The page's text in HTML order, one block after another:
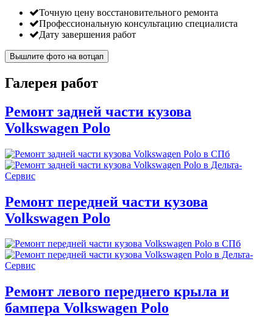
Точную цену восстановительного ремонта
Профессиональную консультацию специалиста
Дату завершения работ
Вышлите фото на вотцап
Галерея работ
Ремонт задней части кузова
Volkswagen Polo
Ремонт передней части кузова
Volkswagen Polo
Ремонт левого переднего крыла и
бампера Volkswagen Polo